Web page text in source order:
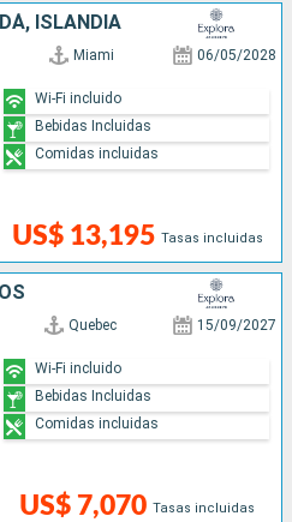
ISLANDIA
Miami 06/05/2028
US$ 13,195 Tasas incluidas
Wi-Fi incluido
Bebidas Incluidas
Comidas incluidas
Quebec 15/09/2027
US$ 7,070 Tasas incluidas
Wi-Fi incluido
Bebidas Incluidas
Comidas incluidas